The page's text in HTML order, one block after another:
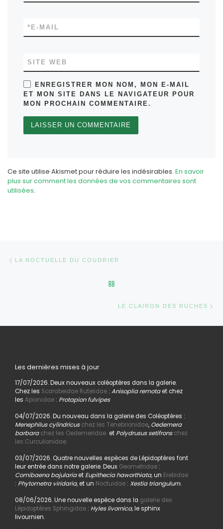
E-MAIL
*
SITE WEB
ENREGISTRER MON NOM, MON E-MAIL
ET MON SITE DANS LE NAVIGATEUR POUR
MON PROCHAIN COMMENTAIRE.
Ce site utilise Akismet pour réduire les indésirables. En savoir
plus sur comment les données de vos commentaires sont
utilisées.
LA NOCTUELLE DU COUDRIER
LE CLAIRON DES RUCHES
Les dernières mises à jour
17/07/2026. Deux nouveaux coléoptères dans la galerie.
Chez les Scarabeidae Rutelidae: Anisoplia remotaet chez
les Apionidae: Protapion fulvipes
04/07/2026. Du nouveau dans la galerie des Coléoptères :
Menephilus cylindricus chez les Tenebrionidae,Oedemera
barbara chez les Oedemeridaeet Polydrusus setifrons chez
les Curculionidae.
03/07/2026. Quatre nouvelles espèces de Lépidoptères font
leur entrée dans notre galerie. Deux Geometridae:
Comibaena bajulariaet Eupithecia haworthiata,un Erebidae
: Phytometra viridaria, et un Noctuidae: Xestia triangulum.
08/06/2026. Une nouvelle espèce dans la galerie des
Lépidoptères Sphingidae: Hyles livornica,le sphinx
livournien.